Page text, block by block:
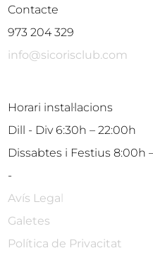
Contacte
973 204 329
info@sicorisclub.com
Horari instal·lacions
Dill - Div 6:30h – 22:00h
Dissabtes i Festius 8:00h
-
Avís Legal
Galetes
Política de Privacitat